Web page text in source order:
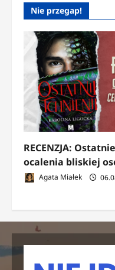
Nie przegap!
RECENZJA:
ocalenia bliskiej
Agata Miałek